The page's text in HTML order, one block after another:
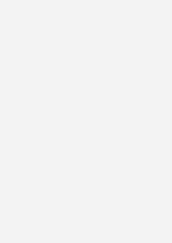
verfügt
hin verlegt
der VDI-
(TRGS) 900,